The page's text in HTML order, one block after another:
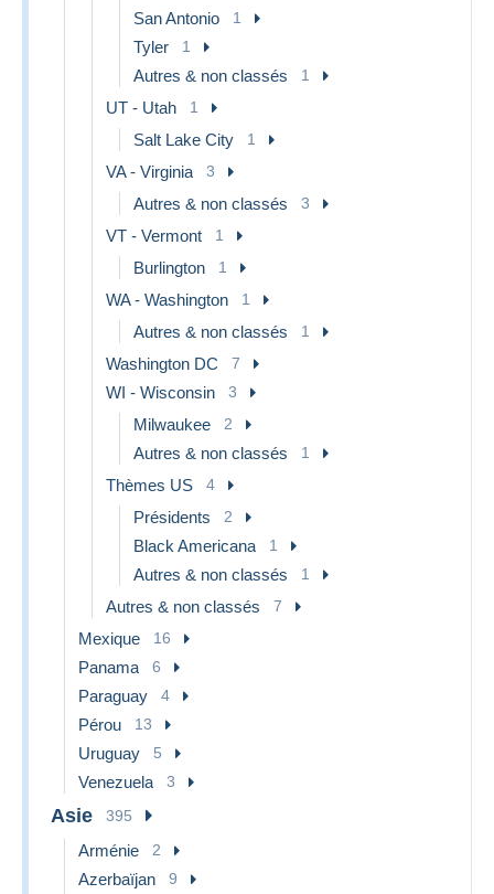
San Antonio 1
Tyler 1
Autres & non classés 1
UT - Utah 1
Salt Lake City 1
VA - Virginia 3
Autres & non classés 3
VT - Vermont 1
Burlington 1
WA - Washington 1
Autres & non classés 1
Washington DC 7
WI - Wisconsin 3
Milwaukee 2
Autres & non classés 1
Thèmes US 4
Présidents 2
Black Americana 1
Autres & non classés 1
Autres & non classés 7
Mexique 16
Panama 6
Paraguay 4
Pérou 13
Uruguay 5
Venezuela 3
Asie 395
Arménie 2
Azerbaïjan 9